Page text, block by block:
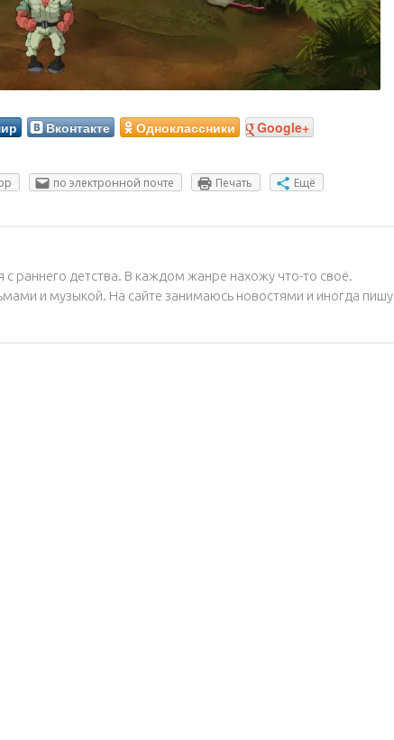
Вконтакте Одноклассники Google+
по электронной почте Печать Ещё
раннего детства. В каждом жанре нахожу что-то своё.
и музыкой. На сайте занимаюсь новостями и иногда пишу